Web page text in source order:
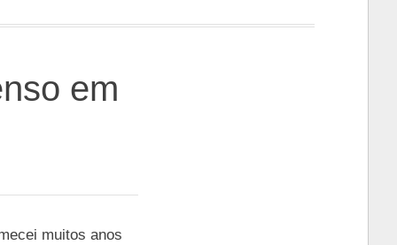
em
muitos anos